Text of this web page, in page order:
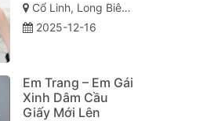
Cổ Linh, Long Biên, Long Biên, Hà Nội
2025-12-16
Em Trang – Em Gái
Xinh Dâm Cầu
Giấy Mới Lên